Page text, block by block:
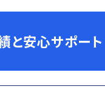
と安心サポート